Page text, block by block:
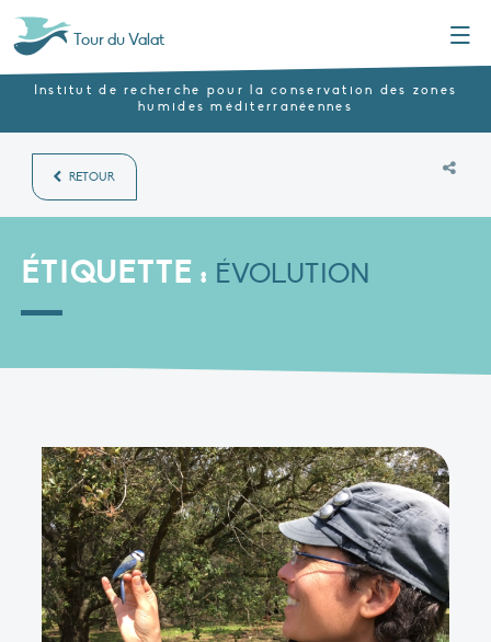
Tour du Valat
Institut de recherche pour la conservation des zones
humides méditerranéennes
RETOUR
ÉTIQUETTE : ÉVOLUTION